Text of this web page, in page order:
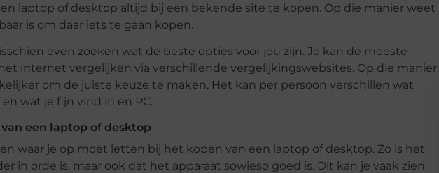
laptop of desktop altijd bij een bekende site te kopen. Op die manier weet
is om daar iets te gaan kopen.
even zoeken wat de beste opties voor jou zijn. Je kan de meeste
internet vergelijken via verschillende vergelijkingswebsites. Op die manier
om de juiste keuze te maken. Het kan per persoon verschillen wat
wat je fijn vind in en PC.
een laptop of desktop
waar je op moet letten bij het kopen van een laptop of desktop. Zo is het
in orde is, maar ook dat het apparaat sowieso goed is. Dit kan je vaak zien